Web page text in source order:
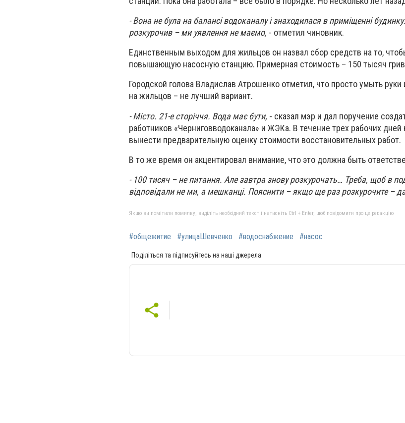
- Вона не була на балансі водоканалу і знаходилася в приміщенні будинку.
розкурочив – ми уявлення не маємо, - отметил чиновник.
Единственным выходом для жильцов он назвал сбор средств на то,
повышающую насосную станцию. Примерная стоимость – 150 тысяч
Городской голова Владислав Атрошенко отметил, что просто умыть
на жильцов – не лучший вариант.
- Місто. 21-е сторіччя. Вода має бути, - сказал мэр и дал поручение
работников «Черниговводоканала» и ЖЭКа. В течение трех рабочих
вынести предварительную оценку стоимости восстановительных работ.
В то же время он акцентировал внимание, что это должна быть
- 100 тисяч – не питання. Але завтра знову розкурочать… Треба, щоб в
відповідали не ми, а мешканці. Пояснити – якщо ще раз розкурочите –
Якщо ви помітили помилку, виділіть необхідний текст і натисніть Ctrl + Enter, щоб повідомити про це редакцію
#общежитие #улицаШевченко #водоснабжение #насос
Поділіться та підписуйтесь на наші джерела